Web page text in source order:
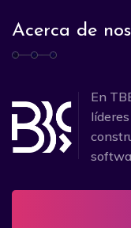
Acerca de
En